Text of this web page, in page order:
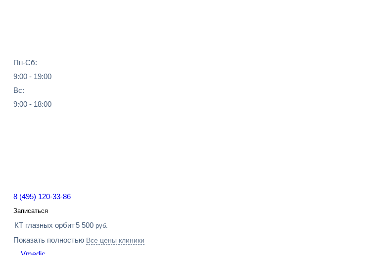
Пн-Сб:
9:00 - 19:00
Вс:
9:00 - 18:00
8 (495) 120-33-86
Записаться
КТ глазных орбит5 500 руб.
Показать полностью Все цены клиники